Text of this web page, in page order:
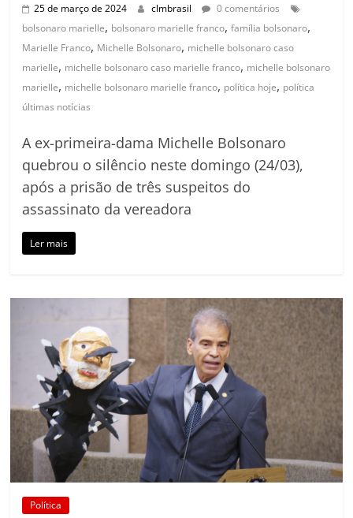
25 de março de 2024 clmbrasil
0 comentários
bolsonaro marielle, bolsonaro marielle franco,família bolsonaro,
Marielle Franco, Michelle Bolsonaro, michelle bolsonaro caso
marielle, michelle bolsonaro caso marielle franco, michelle bolsonaro
marielle, michelle bolsonaro marielle franco, política hoje, política
últimas notícias
A ex-primeira-dama Michelle Bolsonaro
quebrou o silêncio neste domingo (24/03),
após a prisão de três suspeitos do
assassinato da vereadora
Ler mais
Política